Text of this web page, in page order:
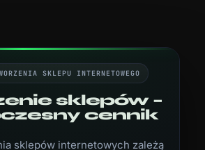
SKLEPU INTERNETOWEGO
sklepów –
cennik
sklepów internetowych zależą